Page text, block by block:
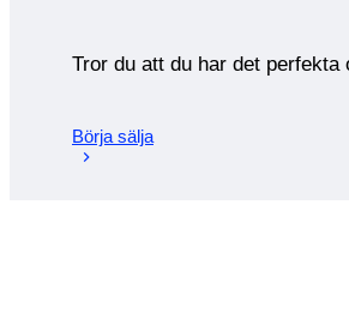
Tror du att du har det
Börja sälja